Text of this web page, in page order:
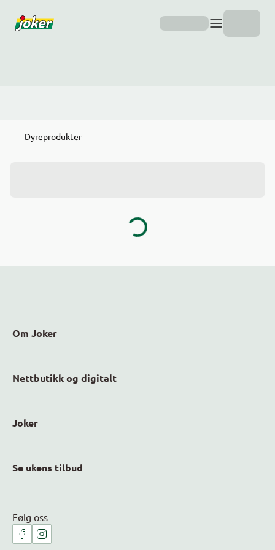
Dyreprodukter
Om Joker
Nettbutikk og digitalt
Joker
Se ukens tilbud
Følg oss